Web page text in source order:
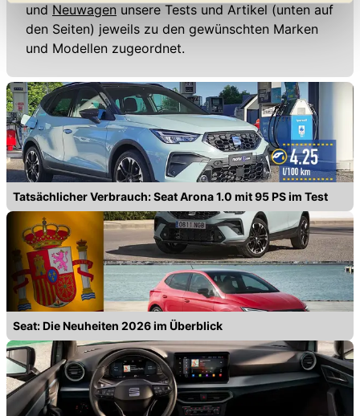
geben. Bitte beachten Sie, dass durch eine
Einschränkung womöglich nicht mehr alle
Funktionalitäten der Website zur Verfügung stehen. Sie
Datenschutzerklärunganpassen.
und Neuwagen unsere Tests und Artikel (unten auf
den Seiten) jeweils zu den gewünschten Marken
und Modellen zugeordnet.
Tatsächlicher Verbrauch: Seat Arona 1.0 mit 95 PS im Test
Seat: Die Neuheiten 2026 im Überblick